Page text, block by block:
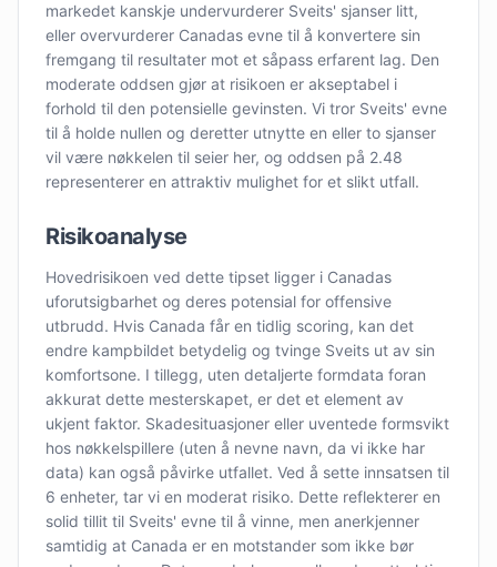
markedet kanskje undervurderer Sveits' sjanser litt,
eller overvurderer Canadas evne til å konvertere sin
fremgang til resultater mot et såpass erfarent lag. Den
moderate oddsen gjør at risikoen er akseptabel i
forhold til den potensielle gevinsten. Vi tror Sveits' evne
til å holde nullen og deretter utnytte en eller to sjanser
vil være nøkkelen til seier her, og oddsen på 2.48
representerer en attraktiv mulighet for et slikt utfall.
Risikoanalyse
Hovedrisikoen ved dette tipset ligger i Canadas
uforutsigbarhet og deres potensial for offensive
utbrudd. Hvis Canada får en tidlig scoring, kan det
endre kampbildet betydelig og tvinge Sveits ut av sin
komfortsone. I tillegg, uten detaljerte formdata foran
akkurat dette mesterskapet, er det et element av
ukjent faktor. Skadesituasjoner eller uventede formsvikt
hos nøkkelspillere (uten å nevne navn, da vi ikke har
data) kan også påvirke utfallet. Ved å sette innsatsen til
6 enheter, tar vi en moderat risiko. Dette reflekterer en
solid tillit til Sveits' evne til å vinne, men anerkjenner
samtidig at Canada er en motstander som ikke bør